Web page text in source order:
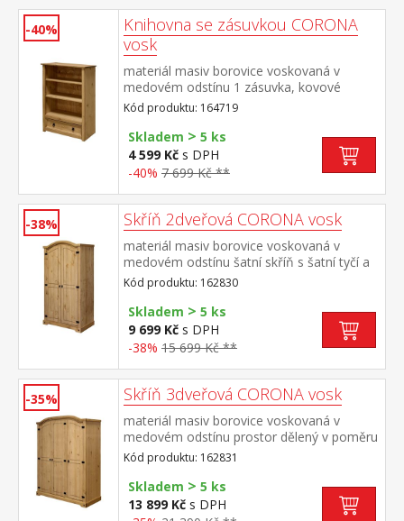
-40%
Knihovna se zásuvkou CORONA
vosk
materiál masiv borovice voskovaná v
medovém odstínu 1 zásuvka, kovové
ozdobné úchytky součást sestavy Corona
Kód produktu: 164719
Skladem > 5 ks
4 599 Kč s DPH
-40% 7 699 Kč **
-38% Skříň 2dveřová CORONA vosk
materiál masiv borovice voskovaná v
medovém odstínu šatní skříň s šatní tyčí a
policí na klobouky kovové ozdobné úchytky
součást sestavy Corona
Kód produktu: 162830
Skladem > 5 ks
9 699 Kč s DPH
-38% 15 699 Kč **
-35% Skříň 3dveřová CORONA vosk
materiál masiv borovice voskovaná v
medovém odstínu prostor dělený v poměru
2:1 širší část šatní tyč a police na klobouky,
užší část 3 police z toho 2 variabilní kovové
ozdobné úchytky součást sestavy Corona
Kód produktu: 162831
Skladem > 5 ks
13 899 Kč s DPH